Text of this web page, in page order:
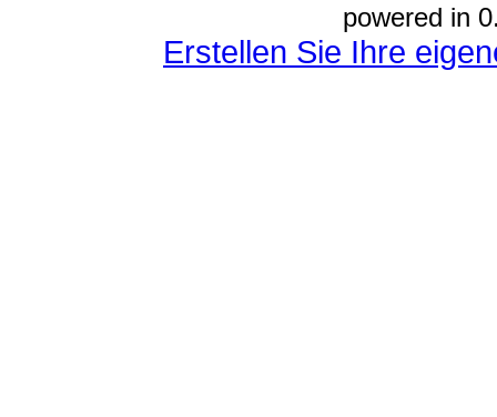
powered in
Erstellen Sie Ihre